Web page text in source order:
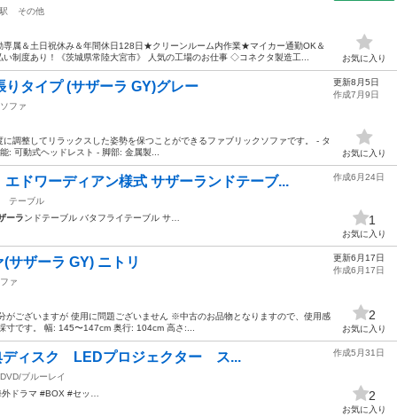
その他
専属＆土日祝休み＆年間休日128日★クリーンルーム内作業★マイカー通勤OK＆
制度あり！《茨城県常陸大宮市》 人気の工場のお仕事 ◇コネクタ製造工...
お気に入り
タイプ (サザーラ GY)グレー
ソファ
調整してリラックスした姿勢を保つことができるファブリックソファです。 - タ
: 可動式ヘッドレスト - 脚部: 金属製...
更新8月5日
作成7月9日
お気に入り
ドワーディアン様式 サザーランドテーブ...
テーブル
ーランドテーブル バタフライテーブル サ…
作成6月24日
1
お気に入り
サザーラ GY) ニトリ
ァ
がございますが 使用に問題ございません ※中古のお品物となりますので、使用感
寸です。 幅: 145〜147cm 奥行: 104cm 高さ:...
更新6月17日
作成6月17日
2
お気に入り
ディスク LEDプロジェクター ス...
DVD/ブルーレイ
ドラマ #BOX #セッ…
作成5月31日
2
お気に入り